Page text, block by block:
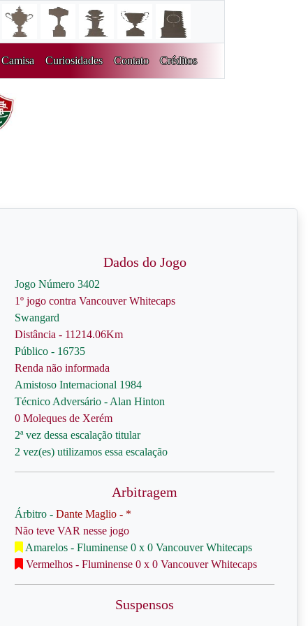
Camisa Curiosidades Contato Créditos
Dados do Jogo
Jogo Número 3402
1º jogo contra Vancouver Whitecaps
Swangard
Distância - 11214.06Km
Público - 16735
Renda não informada
Amistoso Internacional 1984
Técnico Adversário - Alan Hinton
0 Moleques de Xerém
2ª vez dessa escalação titular
2 vez(es) utilizamos essa escalação
Arbitragem
Árbitro - Dante Maglio - *
Não teve VAR nesse jogo
Amarelos - Fluminense 0 x 0 Vancouver Whitecaps
Vermelhos - Fluminense 0 x 0 Vancouver Whitecaps
Suspensos